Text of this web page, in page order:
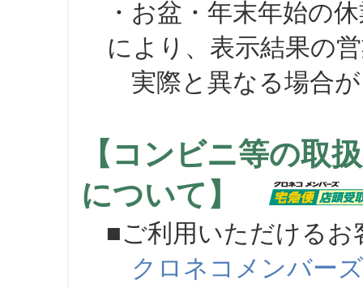
・お盆・年末年始の
により、表示結果の
実際と異なる場合が
【コンビニ等の取
について】
■ご利用いただけるお
クロネコメンバーズ